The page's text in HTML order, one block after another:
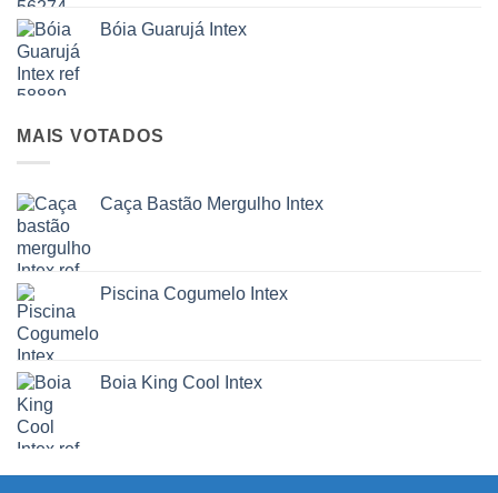
Bóia Guarujá Intex
MAIS VOTADOS
Caça Bastão Mergulho Intex
Piscina Cogumelo Intex
Boia King Cool Intex